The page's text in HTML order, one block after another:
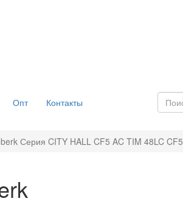
Опт Контакты
Серия CITY HALL CF5 AC TIM 48LC CF5